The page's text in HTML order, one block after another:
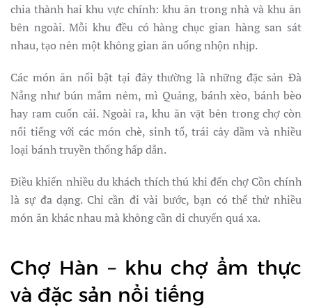
chia thành hai khu vực chính: khu ăn trong nhà và khu ăn
bên ngoài. Mỗi khu đều có hàng chục gian hàng san sát
nhau, tạo nên một không gian ăn uống nhộn nhịp.
Các món ăn nổi bật tại đây thường là những đặc sản Đà
Nẵng như bún mắm nêm, mì Quảng, bánh xèo, bánh bèo
hay ram cuốn cải. Ngoài ra, khu ăn vặt bên trong chợ còn
nổi tiếng với các món chè, sinh tố, trái cây dầm và nhiều
loại bánh truyền thống hấp dẫn.
Điều khiến nhiều du khách thích thú khi đến chợ Cồn chính
là sự đa dạng. Chỉ cần đi vài bước, bạn có thể thử nhiều
món ăn khác nhau mà không cần di chuyển quá xa.
Chợ Hàn – khu chợ ẩm thực
và đặc sản nổi tiếng